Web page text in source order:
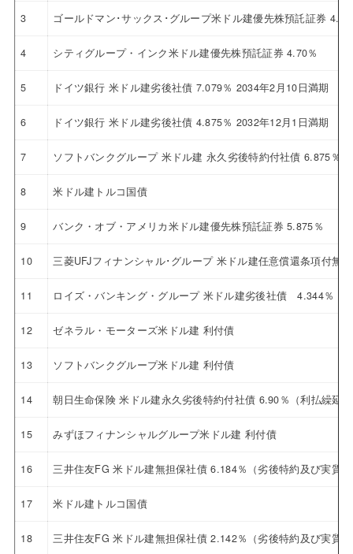
3 ゴールドマン･サックス･グループ米ドル建優先株預託証券
4 シティグループ・インク米ドル建優先株預託証券 4.70％
5 ドイツ銀行 米ドル建劣後社債 7.079％ 2034年2月10日満期
6 ドイツ銀行 米ドル建劣後社債 4.875％ 2032年12月1日満期
7 ソフトバンクグループ 米ドル建 永久劣後特約付社債 6.875％
8 米ドル建トルコ国債
9 バンク・オブ・アメリカ米ドル建優先株預託証券 5.875％
10 三菱UFJフィナンシャル･グループ 米ドル建任意償還条項付
11 ロイズ・バンキング・グループ 米ドル建劣後社債 4.344％
12 ゼネラル・モーターズ米ドル建 利付債
13 ソフトバンクグループ米ドル建 利付債
14 朝日生命保険 米ドル建永久劣後特約付社債 6.90％（利払繰延
15 みずほフィナンシャルグループ米ドル建 利付債
16 三井住友FG 米ドル建無担保社債 6.184％（劣後特約及び実質
17 米ドル建トルコ国債
18 三井住友FG 米ドル建無担保社債 2.142％（劣後特約及び実質